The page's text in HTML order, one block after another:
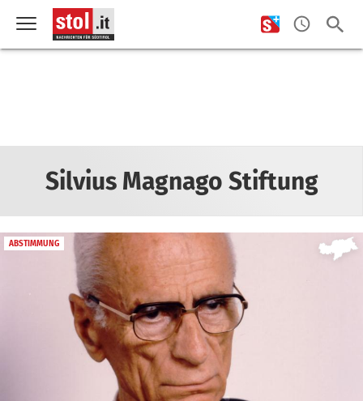
Silvius Magnago Stiftung
ABSTIMMUNG